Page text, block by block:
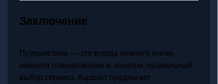
Заключение
Путешествие — это всегда немного магия,
немного планирование и, конечно, правильный
выбор сервиса. Kupibilet предлагает